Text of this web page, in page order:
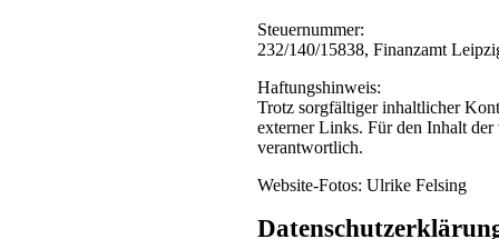
Steuernummer:
232/140/15838, Finanzamt
Haftungshinweis:
Trotz sorgfältiger inhaltlicher
externer Links. Für den Inhalt
verantwortlich.
Website-Fotos: Ulrike Felsing